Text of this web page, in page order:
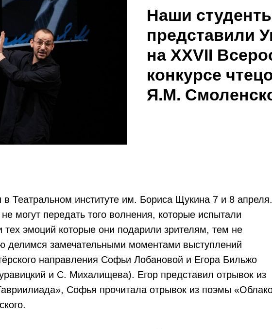
Наши
представили
на XXVII
конкурсе
Я.М.
Театральном институте им. Бориса Щукина 7 и 8 апреля.
могут передать того волнения, которые испытали
тех эмоций которые они подарили зрителям, тем не
делимся замечательными моментами выступлений
направления Софьи Лобановой и Егора Бильжо
и С. Михалищева). Егор представил отрывок из
Софья прочитала отрывок из поэмы